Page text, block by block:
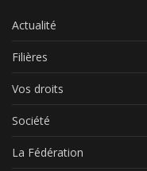
Actualité
Filières
Vos droits
Société
La Fédération